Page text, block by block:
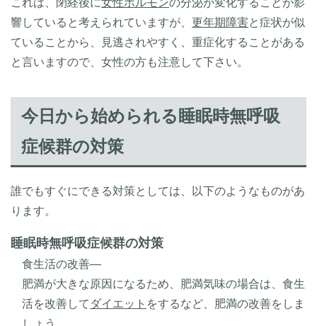
これは、閉経後に女性ホルモンの分泌が変化することが影
響していると考えられていますが、 更年期障害と症状が似
ていることから、見逃されやすく、重症化することがある
と言いますので、女性の方も注意して下さい。
今日から始められる睡眠時無呼吸
症候群の対策
誰でもすぐにできる対策としては、以下のようなものがあ
ります。
睡眠時無呼吸症候群の対策
食生活の改善―
肥満が大きな原因になるため、肥満気味の場合は、食生
活を改善して ダイエット をするなど、肥満の改善をしま
しょう。